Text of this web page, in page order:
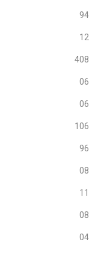
94
12
408
06
06
106
96
08
11
08
04